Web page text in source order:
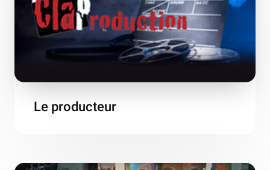
Le producteur